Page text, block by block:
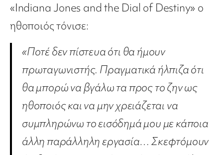
«Indiana Jones and the Dial of Destiny» ο
ηθοποιός τόνισε:
«Ποτέ δεν πίστευα ότι θα ήμουν
πρωταγωνιστής. Πραγματικά ήλπιζα ότι
θα μπορώ να βγάλω τα προς το ζην ως
ηθοποιός και να μην χρειάζεται να
συμπληρώνω το εισόδημά μου με κάποια
άλλη παράλληλη εργασία… Σκεφτόμουν